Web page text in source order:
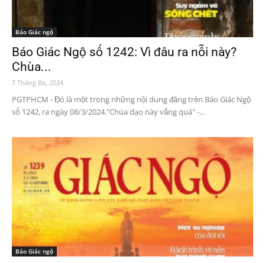
Báo Giác ngộ
Báo Giác Ngộ số 1242: Vì đâu ra nỗi này?
Chùa...
7 Tháng Ba, 2024
PGTPHCM - Đó là một trong những nội dung đăng trên Báo Giác Ngộ
số 1242, ra ngày 08/3/2024."Chùa dạo này vắng quá" -...
Báo Giác ngộ